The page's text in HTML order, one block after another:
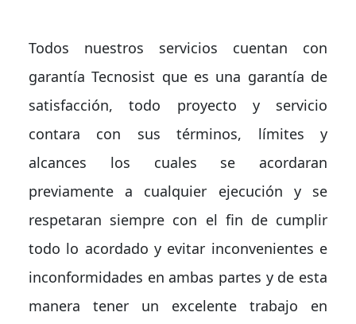
Todos nuestros servicios cuentan con
garantía Tecnosist que es una garantía de
satisfacción, todo proyecto y servicio
contara con sus términos, límites y
alcances los cuales se acordaran
previamente a cualquier ejecución y se
respetaran siempre con el fin de cumplir
todo lo acordado y evitar inconvenientes e
inconformidades en ambas partes y de esta
manera tener un excelente trabajo en